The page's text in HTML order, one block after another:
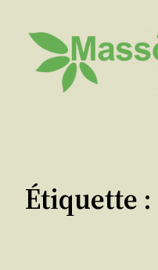
contenu
Étiquette :